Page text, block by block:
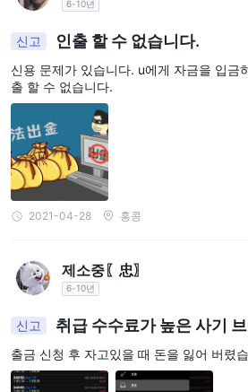
외환거래, 또는 외환은 Sky-Markets의 핵
은 통화의 매매에 참여하여 환율 변동으로
기회를 제공합니다.
(CFDs)
한 부분을 형성합니다. CFD는 기초 자산을
융 상품의 가격 움직임에 대해 투기할 수
성은 상승 및 하락하는 시장에서 잠재적으
트레이더에게 가능성을 제공합니다.
금속 은 가치 있는 지속적인 자산 클래스
회를 탐색할 수 있으며, 금융 시장에서의
를 활용할 수 있습니다.
또한, Sky-Markets은 에너지 시장에 접근
이더들이 석유와 천연가스와 같은 상품의
니다. 에너지 시장은 세계적인 영향력을 가
건에 영향을 받을 수 있어 다양한 기회를
6-10년
신고 인출 할 수 없습니다.
신용 문제가 있습니다. u에게 자금을 입금
출 할 수 없습니다.
2021-04-28 홍콩
제소중〖忠〗
6-10년
신고 취급 수수료가 높은 사기
출금 신청 후 자고있을 때 돈을 잃어 버렸